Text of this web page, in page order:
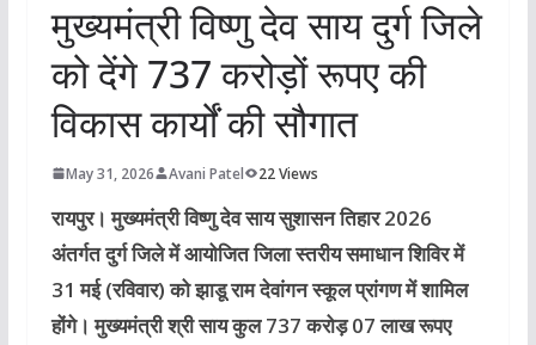
मुख्यमंत्री विष्णु देव साय दुर्ग जिले
को देंगे 737 करोड़ों रूपए की
विकास कार्यों की सौगात
May 31, 2026 Avani Patel 22 Views
रायपुर। मुख्यमंत्री विष्णु देव साय सुशासन तिहार 2026
अंतर्गत दुर्ग जिले में आयोजित जिला स्तरीय समाधान शिविर में
31 मई (रविवार) को झाडू राम देवांगन स्कूल प्रांगण में शामिल
होंगे। मुख्यमंत्री श्री साय कुल 737 करोड़ 07 लाख रूपए